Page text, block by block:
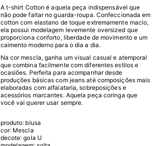
A t-shirt Cotton é aquela peça indispensável que
não pode faltar no guarda-roupa. Confeccionada em
cotton com elastano de toque extremamente macio,
ela possui modelagem levemente oversized que
proporciona conforto, liberdade de movimento e um
caimento moderno para o dia a dia.
Na cor mescla, ganha um visual casual e atemporal
que combina facilmente com diferentes estilos e
ocasiões. Perfeita para acompanhar desde
produções básicas com jeans até composições mais
elaboradas com alfaiataria, sobreposições e
acessórios marcantes. Aquela peça coringa que
você vai querer usar sempre.
produto: blusa
cor: Mescla
decote: gola U